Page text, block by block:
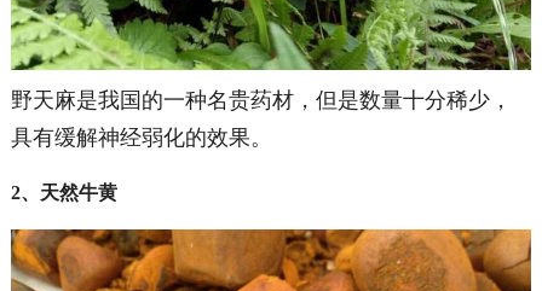
野天麻是我国的一种名贵药材， 但是数量十分稀少，
具有缓解神经弱化的效果。
2、天然牛黄